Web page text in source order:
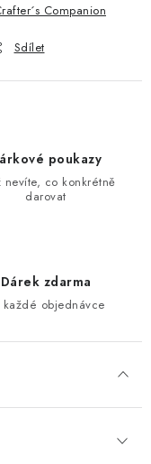
Companion
Sdílet
poukazy
nevíte, co konkrétně
darovat
Dárek zdarma
každé objednávce